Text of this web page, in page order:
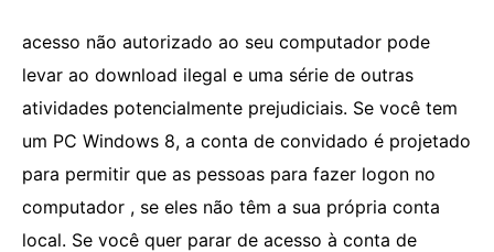
acesso não autorizado ao seu computador pode
levar ao download ilegal e uma série de outras
atividades potencialmente prejudiciais. Se você tem
um PC Windows 8, a conta de convidado é projetado
para permitir que as pessoas para fazer logon no
computador , se eles não têm a sua própria conta
local. Se você quer parar de acesso à conta de